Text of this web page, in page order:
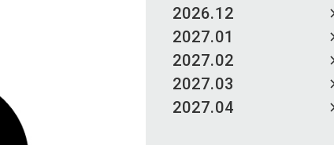
2026.12
2027.01
2027.02
2027.03
2027.04